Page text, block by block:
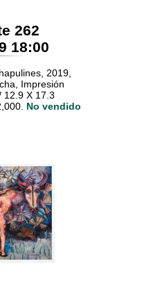
262
18:00
2019,
Impresión
12.9 X 17.3
No vendido